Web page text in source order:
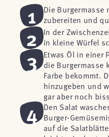
1
Die Burgermasse
zubereiten und
2
In der
in kleine Würfel
3
Etwas Öl in einer
die Burgermasse
Farbe bekommt.
hinzugeben und
gar aber noch
4
Den Salat
Burger-
auf die